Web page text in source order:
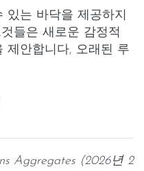
는 바닥을 제공하지
들은 새로운 감정적
제안합니다, 오래된 루
Aggregates (2026년 2